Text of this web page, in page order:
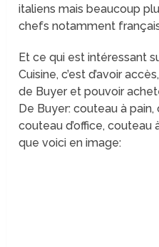
italiens mais beaucoup
chefs notamment
Et ce qui est intéressant
Cuisine, c’est d’avoir
de Buyer et pouvoir
De Buyer: couteau à
couteau d’office, couteau
que voici en image: